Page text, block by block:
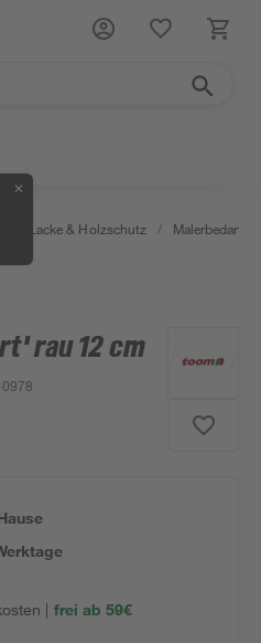
✕
Lacke & Holzschutz / Malerbedarf
rau 12 cm
| frei ab 59€